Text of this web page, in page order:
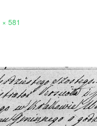
581